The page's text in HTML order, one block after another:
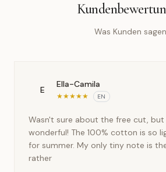
Was Kunden sagen
E
Ella-Camila
★★★★★ EN
Wasn't sure about the free cut, but
wonderful! The 100% cotton is so
for summer. My only tiny note is
rather